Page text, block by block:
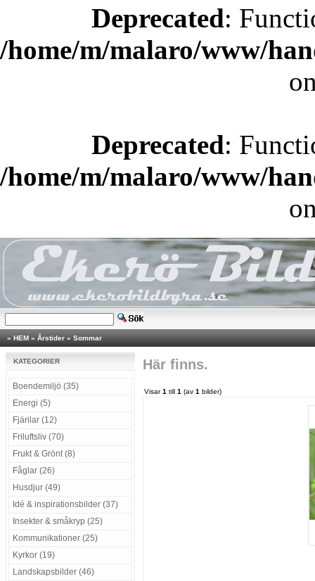
Deprecated:
/home/m/malaro/www/
Deprecated:
/home/m/malaro/www/
» HEM » Årstider » Sommar
KATEGORIER
Boendemiljö (35)
Energi (5)
Fjärilar (12)
Friluftsliv (70)
Frukt & Grönt (8)
Fåglar (26)
Husdjur (49)
Idé & inspirationsbilder (37)
Insekter & småkryp (25)
Kommunikationer (25)
Kyrkor (19)
Landskapsbilder (46)
Här finns.
Visar1 till 1 (av 1 bilder)